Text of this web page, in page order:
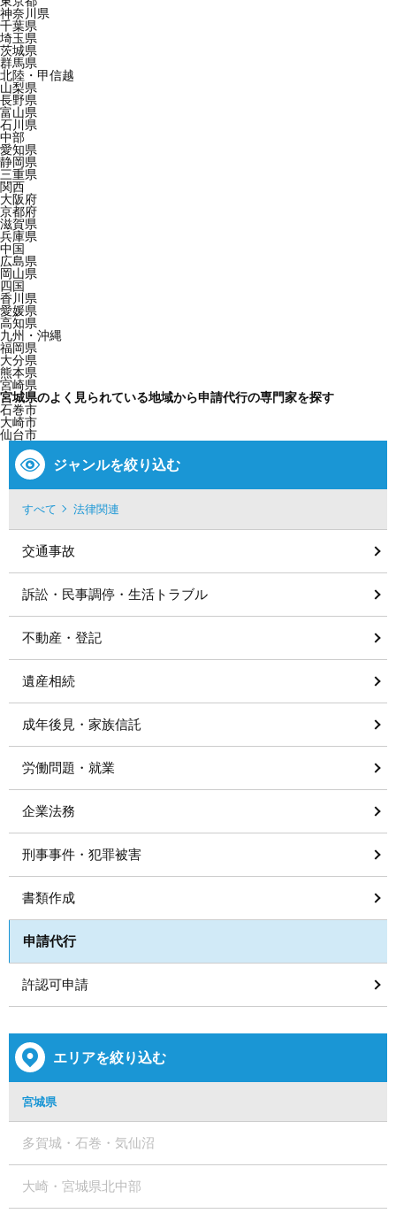
神奈川県
千葉県
埼玉県
茨城県
群馬県
北陸・甲信越
山梨県
長野県
富山県
石川県
中部
愛知県
静岡県
三重県
関西
大阪府
京都府
滋賀県
兵庫県
中国
広島県
岡山県
四国
香川県
愛媛県
高知県
九州・沖縄
福岡県
大分県
熊本県
宮崎県
宮城県のよく見られている地域から申請代行の専門家を探す
石巻市
大崎市
仙台市
ジャンルを絞り込む
すべて 法律関連
交通事故
訴訟・民事調停・生活トラブル
不動産・登記
遺産相続
成年後見・家族信託
労働問題・就業
企業法務
刑事事件・犯罪被害
書類作成
申請代行
許認可申請
エリアを絞り込む
宮城県
多賀城・石巻・気仙沼
大崎・宮城県北中部